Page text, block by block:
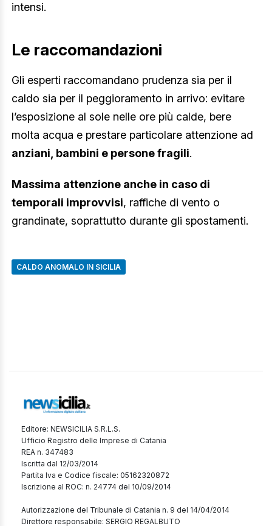
intensi.
Le raccomandazioni
Gli esperti raccomandano prudenza sia per il
caldo sia per il peggioramento in arrivo: evitare
l’esposizione al sole nelle ore più calde, bere
molta acqua e prestare particolare attenzione ad
anziani, bambini e persone fragili.
Massima attenzione anche in caso di
temporali improvvisi, raffiche di vento o
grandinate, soprattutto durante gli spostamenti.
CALDO ANOMALO IN SICILIA
Editore: NEWSICILIA S.R.L.S.
Ufficio Registro delle Imprese di Catania
REA n. 347483
Iscritta dal 12/03/2014
Partita Iva e Codice fiscale: 05162320872
Iscrizione al ROC: n. 24774 del 10/09/2014
Autorizzazione del Tribunale di Catania n. 9 del 14/04/2014
Direttore responsabile: SERGIO REGALBUTO